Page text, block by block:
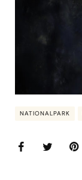
NATIONALPARK